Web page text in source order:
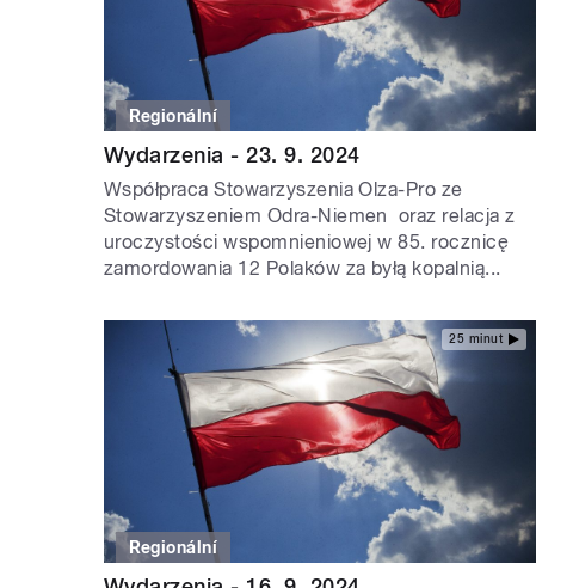
Regionální
Wydarzenia - 23. 9. 2024
Współpraca Stowarzyszenia Olza-Pro ze
Stowarzyszeniem Odra-Niemen oraz relacja z
uroczystości wspomnieniowej w 85. rocznicę
zamordowania 12 Polaków za byłą kopalnią...
25 minut
Regionální